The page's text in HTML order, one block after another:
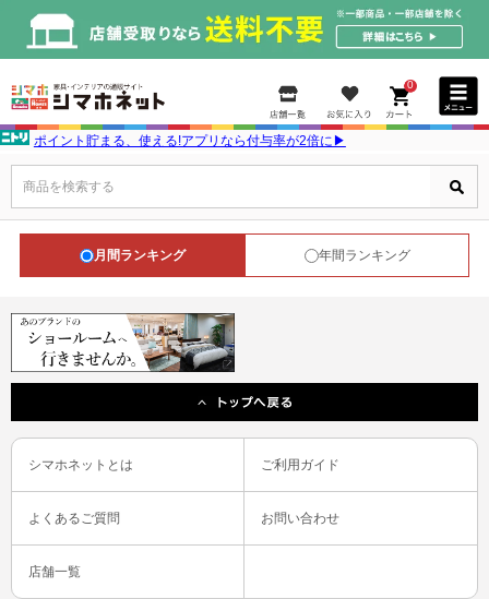
0
ポイント貯まる、使える!アプリなら付与率が2倍に▶
商品を検索する
月間ランキング 年間ランキング
シマホネットとは ご利用ガイド
よくあるご質問 お問い合わせ
店舗一覧